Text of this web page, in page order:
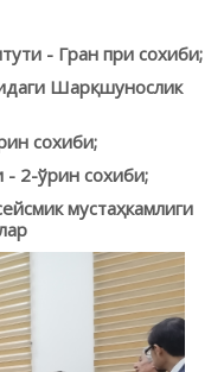
- Гран при сохиби;
Шарқшунослик
сохиби;
2-ўрин сохиби;
мустаҳкамлиги